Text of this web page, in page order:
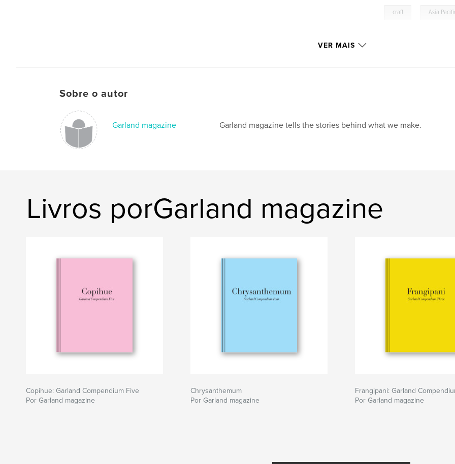
craft Asia
VER MAIS
Sobre o autor
Garland magazine Garland magazine tells the stories behind what we make.
Livros porGarland magazine
Copihue: Garland Compendium Five
Por Garland magazine
Chrysanthemum
Por Garland magazine
Frangipani: Garland
Por Garland magazine